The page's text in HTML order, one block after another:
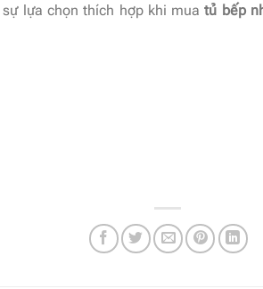
lựa chọn thích hợp khi mua tủ bếp